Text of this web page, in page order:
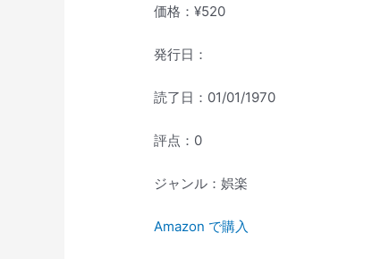
価格：¥520
発行日：
読了日：01/01/1970
評点：0
ジャンル：娯楽
Amazon で購入